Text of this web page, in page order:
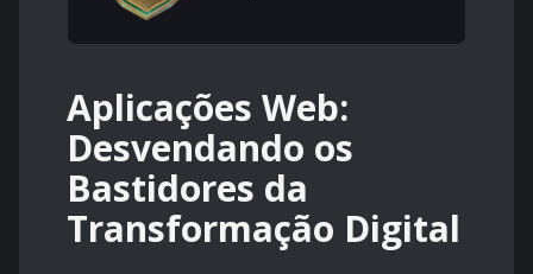
Aplicações Web:
Desvendando os
Bastidores da
Transformação Digital